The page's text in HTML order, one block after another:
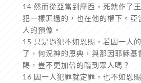
14 然而從亞當到摩西，死就作了
犯一樣罪過的，也在他的權下。亞
人的預像。
15 只是過犯不如恩賜，若因一人
了，何況神的恩典，與那因耶穌基
賜，豈不更加倍的臨到眾人嗎？
16 因一人犯罪就定罪，也不如恩